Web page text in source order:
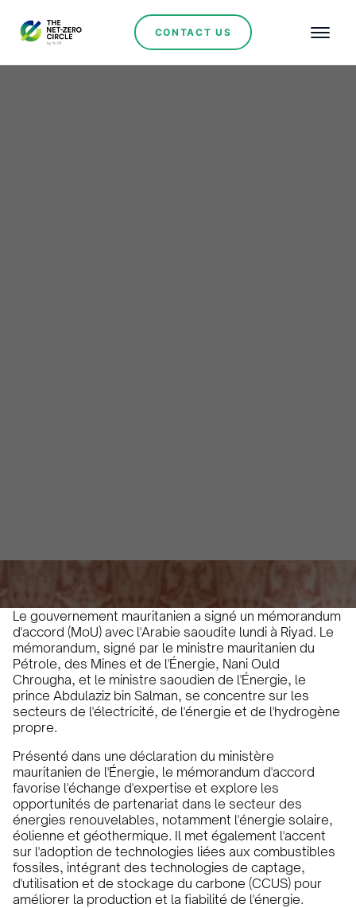
CONTACT US
Le gouvernement mauritanien a signé un mémorandum
d'accord (MoU) avec l'Arabie saoudite lundi à Riyad. Le
mémorandum, signé par le ministre mauritanien du
Pétrole, des Mines et de l'Énergie, Nani Ould
Chrougha, et le ministre saoudien de l'Énergie, le
prince Abdulaziz bin Salman, se concentre sur les
secteurs de l'électricité, de l'énergie et de l'hydrogène
propre.
Présenté dans une déclaration du ministère
mauritanien de l'Énergie, le mémorandum d'accord
favorise l'échange d'expertise et explore les
opportunités de partenariat dans le secteur des
énergies renouvelables, notamment l'énergie solaire,
éolienne et géothermique. Il met également l'accent
sur l'adoption de technologies liées aux combustibles
fossiles, intégrant des technologies de captage,
d'utilisation et de stockage du carbone (CCUS) pour
améliorer la production et la fiabilité de l'énergie.